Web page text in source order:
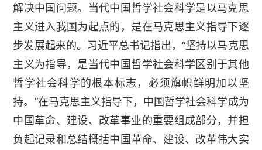
解决中国问题。当代中国哲学社会科学是以马克思
主义进入我国为起点的，是在马克思主义指导下逐
步发展起来的。习近平总书记指出，“坚持以马克思
主义为指导，是当代中国哲学社会科学区别于其他
哲学社会科学的根本标志，必须旗帜鲜明加以坚
持。”在马克思主义指导下，中国哲学社会科学成为
中国革命、建设、改革事业的重要组成部分，并担
负起记录和总结概括中国革命、建设、改革伟大实